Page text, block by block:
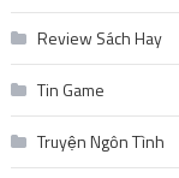
Review Sách Hay
Tin Game
Truyện Ngôn Tình